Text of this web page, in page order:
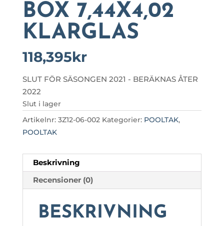
BOX 7,44X4,02
KLARGLAS
118,395kr
SLUT FÖR SÄSONGEN 2021 - BERÄKNAS ÅTER
2022
Slut i lager
Artikelnr: 3Z12-06-002 Kategorier: POOLTAK,
POOLTAK
Beskrivning
Recensioner (0)
BESKRIVNING